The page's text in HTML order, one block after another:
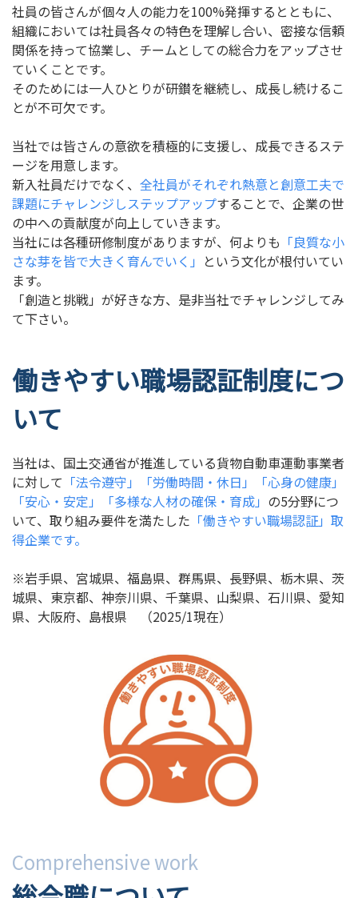
社員の皆さんが個々人の能力を100%発揮するとともに、
組織においては社員各々の特色を理解し合い、密接な信頼
関係を持って協業し、チームとしての総合力をアップさせ
ていくことです。
そのためには一人ひとりが研鑚を継続し、成長し続けるこ
とが不可欠です。
当社では皆さんの意欲を積極的に支援し、成長できるステ
ージを用意します。
新入社員だけでなく、 全社員がそれぞれ熱意と創意工夫で
課題にチャレンジしステップアップすることで、企業の世
の中への貢献度が向上していきます。
当社には各種研修制度がありますが、何よりも 「良質な小
さな芽を皆で大きく育んでいく」 という文化が根付いてい
ます。
「創造と挑戦」が好きな方、是非当社でチャレンジしてみ
て下さい。
働きやすい職場認証制度につ
いて
当社は、国土交通省が推進している貨物自動車運動事業者
に対して 「法令遵守」「労働時間・休日」「心身の健康」
「安心・安定」「多様な人材の確保・育成」 の5分野につ
いて、取り組み要件を満たした 「働きやすい職場認証」取
得企業です。
※岩手県、宮城県、福島県、群馬県、長野県、栃木県、茨
城県、東京都、神奈川県、千葉県、山梨県、石川県、愛知
県、大阪府、島根県 （2025/1現在）
Comprehensive work